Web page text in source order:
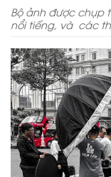
Bộ ảnh được chụp
nổi tiếng, và các